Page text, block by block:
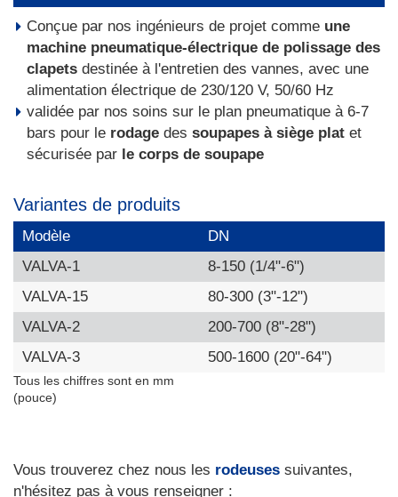
Conçue par nos ingénieurs de projet comme une
machine pneumatique-électrique de polissage des
clapets destinée à l'entretien des vannes, avec une
alimentation électrique de 230/120 V, 50/60 Hz
validée par nos soins sur le plan pneumatique à 6-7
bars pour le rodage des soupapes à siège plat et
sécurisée par le corps de soupape
Variantes de produits
Modèle
DN
VALVA-1
8-150 (1/4"-6")
VALVA-15
80-300 (3"-12")
VALVA-2
200-700 (8"-28")
VALVA-3
500-1600 (20"-64")
Tous les chiffres sont en mm
(pouce)
Vous trouverez chez nous les rodeuses suivantes,
n'hésitez pas à vous renseigner :